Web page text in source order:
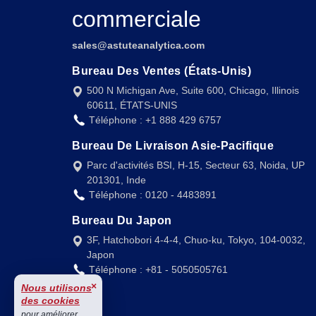
commerciale
sales@astuteanalytica.com
Bureau Des Ventes (États-Unis)
500 N Michigan Ave, Suite 600, Chicago, Illinois
60611, ÉTATS-UNIS
Téléphone : +1 888 429 6757
Bureau De Livraison Asie-Pacifique
Parc d'activités BSI, H-15, Secteur 63, Noida, UP
201301, Inde
Téléphone : 0120 - 4483891
Bureau Du Japon
3F, Hatchobori 4-4-4, Chuo-ku, Tokyo, 104-0032,
Japon
Téléphone : +81 - 5050505761
Nous utilisons
des cookies
×